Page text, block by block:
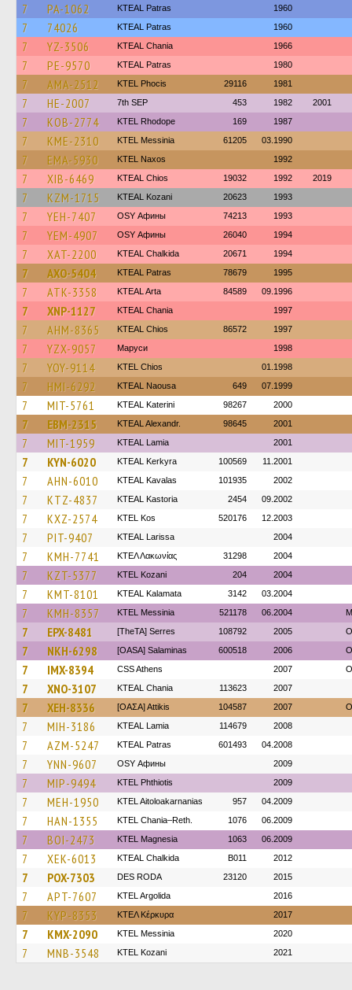
7 PA-1062 KTEAL Patras 1960
7 74026 KTEAL Patras 1960
7 YZ-3506 KTEAL Chania 1966
7 PE-9570 KTEAL Patras 1980
7 AMA-2512 ΚΤΕL Phocis 29116 1981
7 HE-2007 7th SEP 453 1982 2001
7 KOB-2774 KTEL Rhodope 169 1987
7 KME-2310 KTEL Messinia 61205 03.1990
7 EMA-5930 KTEL Naxos 1992
7 XIB-6469 KTEAL Chios 19032 1992 2019
7 KZM-1715 KTEAL Kozani 20623 1993
7 YEH-7407 OSY Афины 74213 1993
7 YEM-4907 OSY Афины 26040 1994
7 XAT-2200 KTEAL Chalkida 20671 1994
7 AXO-5404 KTEAL Patras 78679 1995
7 ATK-3358 KTEAL Arta 84589 09.1996
7 XNP-1127 KTEAL Chania 1997
7 AHM-8365 KTEAL Chios 86572 1997
7 YZX-9057 Маруси 1998
7 YOY-9114 KTEL Chios 01.1998
7 HMI-6292 KTEAL Naousa 649 07.1999
7 MIT-5761 KTEAL Katerini 98267 2000
7 EBM-2315 KTEAL Alexandr. 98645 2001
7 MIT-1959 KTEAL Lamia 2001
7 KYN-6020 KTEAL Kerkyra 100569 11.2001
7 AHN-6010 KTEAL Kavalas 101935 2002
7 KTZ-4837 KTEAL Kastoria 2454 09.2002
7 KXZ-2574 KTEL Kos 520176 12.2003
7 PIT-9407 KTEAL Larissa 2004
7 KMH-7741 ΚΤΕΛ Λακωνίας 31298 2004
7 KZT-5377 ΚΤΕL Kozani 204 2004
7 KMT-8101 KTEAL Kalamata 3142 03.2004
7 KMH-8357 KTEL Messinia 521178 06.2004
7 EPX-8481 [TheTA] Serres 108792 2005
7 NKH-6298 [OASA] Salaminas 600518 2006
7 IMX-8394 CSS Athens 2007
7 XNO-3107 KTEAL Chania 113623 2007
7 XEH-8336 [ΟΑΣΑ] Αttikis 104587 2007
7 MIH-3186 KTEAL Lamia 114679 2008
7 AZM-5247 KTEAL Patras 601493 04.2008
7 YNN-9607 OSY Афины 2009
7 MIP-9494 ΚΤΕL Phthiotis 2009
7 MEH-1950 KTEL Aitoloakarnanias 957 04.2009
7 HAN-1355 KTEL Chania–Reth. 1076 06.2009
7 BOI-2473 ΚΤΕL Magnesia 1063 06.2009
7 XEK-6013 KTEAL Chalkida B011 2012
7 POX-7303 DES RODA 23120 2015
7 APT-7607 KTEL Argolida 2016
7 KYP-8353 ΚΤΕΛ Κέρκυρα 2017
7 KMX-2090 KTEL Messinia 2020
7 MNB-3548 ΚΤΕL Kozani 2021